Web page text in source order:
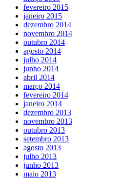
fevereiro 2015
janeiro 2015
dezembro 2014
novembro 2014
outubro 2014
agosto 2014
julho 2014
junho 2014
abril 2014
março 2014
fevereiro 2014
janeiro 2014
dezembro 2013
novembro 2013
outubro 2013
setembro 2013
agosto 2013
julho 2013
junho 2013
maio 2013